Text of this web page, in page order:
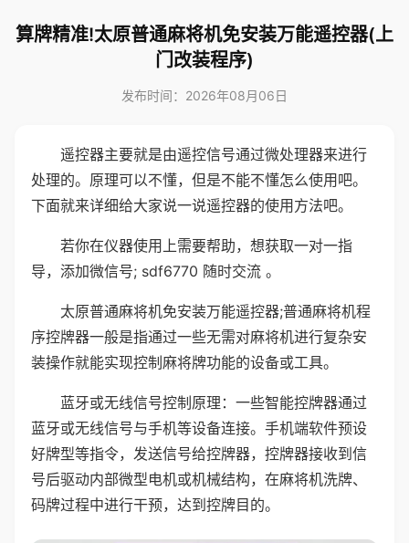
算牌精准!太原普通麻将机免安装万能遥控器(上
门改装程序)
发布时间：2026年08月06日
遥控器主要就是由遥控信号通过微处理器来进行
处理的。原理可以不懂，但是不能不懂怎么使用吧。
下面就来详细给大家说一说遥控器的使用方法吧。
若你在仪器使用上需要帮助，想获取一对一指
导，添加微信号; sdf6770 随时交流 。
太原普通麻将机免安装万能遥控器;普通麻将机程
序控牌器一般是指通过一些无需对麻将机进行复杂安
装操作就能实现控制麻将牌功能的设备或工具。
蓝牙或无线信号控制原理：一些智能控牌器通过
蓝牙或无线信号与手机等设备连接。手机端软件预设
好牌型等指令，发送信号给控牌器，控牌器接收到信
号后驱动内部微型电机或机械结构，在麻将机洗牌、
码牌过程中进行干预，达到控牌目的。